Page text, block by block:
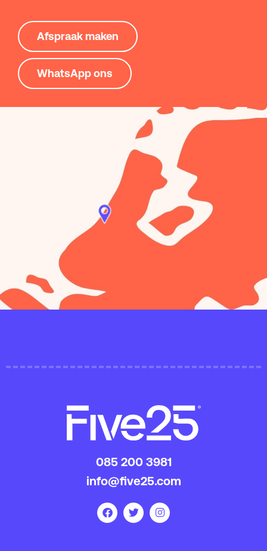
Afspraak maken
WhatsApp ons
085 200 3981
info@five25.com